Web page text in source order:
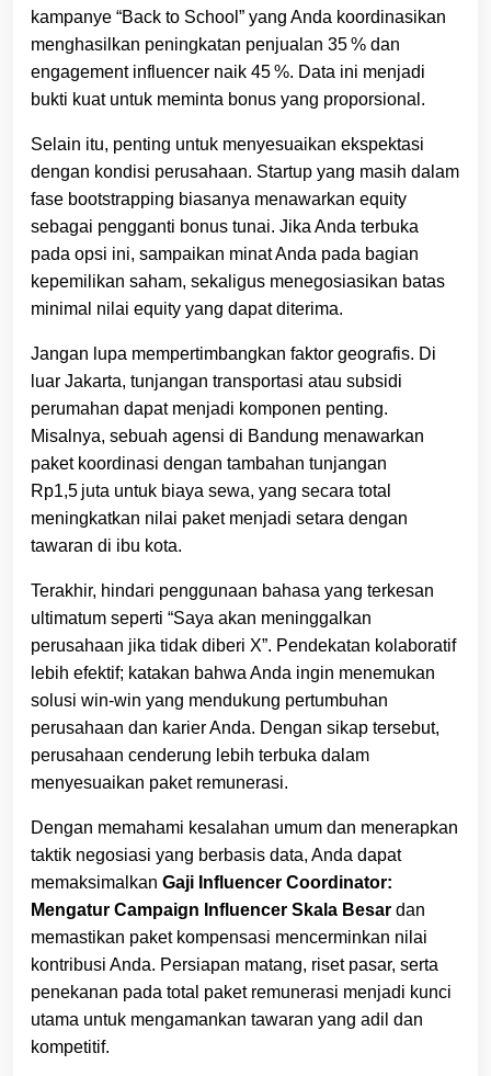
kampanye “Back to School” yang Anda koordinasikan
menghasilkan peningkatan penjualan 35 % dan
engagement influencer naik 45 %. Data ini menjadi
bukti kuat untuk meminta bonus yang proporsional.
Selain itu, penting untuk menyesuaikan ekspektasi
dengan kondisi perusahaan. Startup yang masih dalam
fase bootstrapping biasanya menawarkan equity
sebagai pengganti bonus tunai. Jika Anda terbuka
pada opsi ini, sampaikan minat Anda pada bagian
kepemilikan saham, sekaligus menegosiasikan batas
minimal nilai equity yang dapat diterima.
Jangan lupa mempertimbangkan faktor geografis. Di
luar Jakarta, tunjangan transportasi atau subsidi
perumahan dapat menjadi komponen penting.
Misalnya, sebuah agensi di Bandung menawarkan
paket koordinasi dengan tambahan tunjangan
Rp1,5 juta untuk biaya sewa, yang secara total
meningkatkan nilai paket menjadi setara dengan
tawaran di ibu kota.
Terakhir, hindari penggunaan bahasa yang terkesan
ultimatum seperti “Saya akan meninggalkan
perusahaan jika tidak diberi X”. Pendekatan kolaboratif
lebih efektif; katakan bahwa Anda ingin menemukan
solusi win‑win yang mendukung pertumbuhan
perusahaan dan karier Anda. Dengan sikap tersebut,
perusahaan cenderung lebih terbuka dalam
menyesuaikan paket remunerasi.
Dengan memahami kesalahan umum dan menerapkan
taktik negosiasi yang berbasis data, Anda dapat
memaksimalkan Gaji Influencer Coordinator:
Mengatur Campaign Influencer Skala Besar dan
memastikan paket kompensasi mencerminkan nilai
kontribusi Anda. Persiapan matang, riset pasar, serta
penekanan pada total paket remunerasi menjadi kunci
utama untuk mengamankan tawaran yang adil dan
kompetitif.